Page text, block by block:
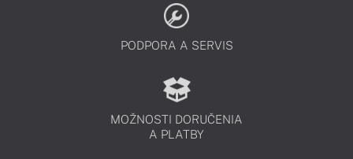
PODPORA A SERVIS
MOŽNOSTI DORUČENIA
A PLATBY